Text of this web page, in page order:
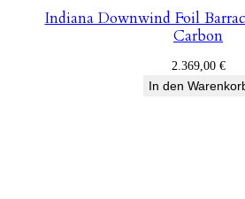
Indiana Downwind Foil
Carbon
2.369,00 €
In den